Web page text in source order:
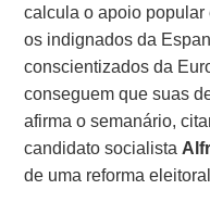
calcula o apoio
os indignados da
conscientizados da
conseguem que suas
afirma o semanário,
candidato socialista
de uma reforma